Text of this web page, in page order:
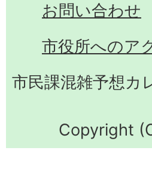
お問い合わせ
市役所へのア
市民課混雑予想カ
Copyright